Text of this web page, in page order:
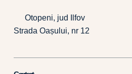
Otopeni, jud Ilfov
Strada Oașului, nr 12